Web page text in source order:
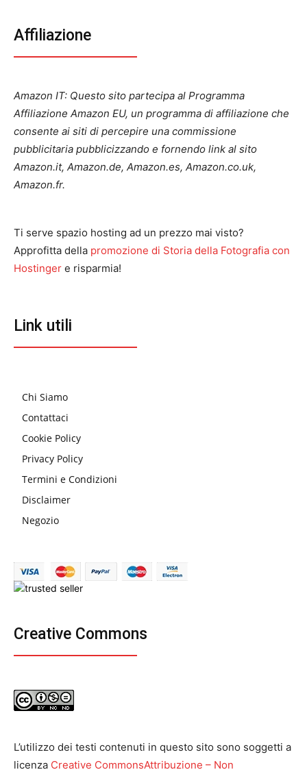
Affiliazione
Amazon IT: Questo sito partecipa al Programma
Affiliazione Amazon EU, un programma di affiliazione che
consente ai siti di percepire una commissione
pubblicitaria pubblicizzando e fornendo link al sito
Amazon.it, Amazon.de, Amazon.es, Amazon.co.uk,
Amazon.fr.
Ti serve spazio hosting ad un prezzo mai visto?
Approfitta della promozione di Storia della Fotografia con
Hostinger e risparmia!
Link utili
Chi Siamo
Contattaci
Cookie Policy
Privacy Policy
Termini e Condizioni
Disclaimer
Negozio
Creative Commons
L’utilizzo dei testi contenuti in questo sito sono soggetti a
licenza Creative CommonsAttribuzione – Non